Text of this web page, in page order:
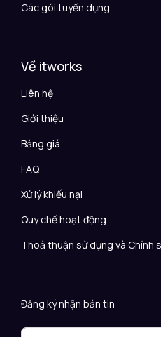
Các gói tuyển dụng
Về itworks
Liên hệ
Giới thiệu
Bảng giá
FAQ
Xử lý khiếu nại
Quy chế hoạt động
Thoả thuận sử dụng và Chính
Đăng ký nhận bản tin